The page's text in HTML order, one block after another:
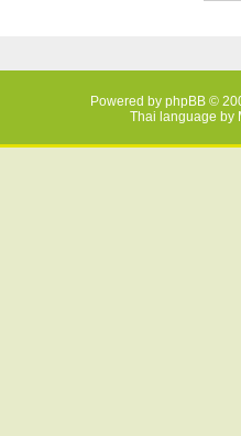
Powered by phpBB ©
Thai language by